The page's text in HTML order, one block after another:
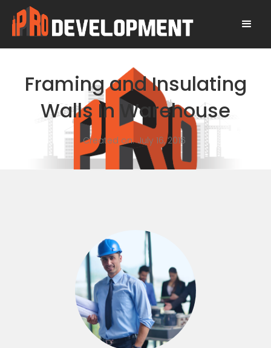
Framing and Insulating
Walls In Warehouse
Created on: July 16, 2016